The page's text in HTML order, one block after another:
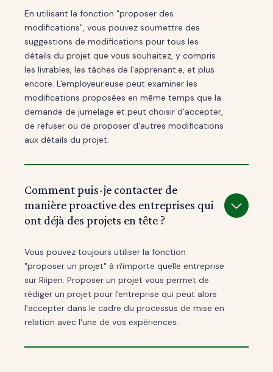
En utilisant la fonction "proposer des
modifications", vous pouvez soumettre des
suggestions de modifications pour tous les
détails du projet que vous souhaitez, y compris
les livrables, les tâches de l'apprenant.e, et plus
encore. L'employeur.euse peut examiner les
modifications proposées en même temps que la
demande de jumelage et peut choisir d'accepter,
de refuser ou de proposer d'autres modifications
aux détails du projet.
Comment puis-je contacter de
manière proactive des entreprises qui
ont déjà des projets en tête ?
Vous pouvez toujours utiliser la fonction
"proposer un projet" à n'importe quelle entreprise
sur Riipen. Proposer un projet vous permet de
rédiger un projet pour l'entreprise qui peut alors
l'accepter dans le cadre du processus de mise en
relation avec l'une de vos expériences.